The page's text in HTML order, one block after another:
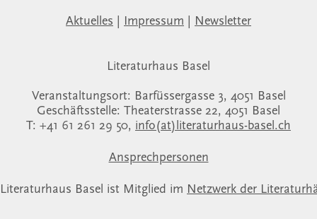
Aktuelles Impressum Newsletter
Literaturhaus Basel
Veranstaltungsort: Barfüssergasse 3, 4051 Basel
Geschäftsstelle: Theaterstrasse 22, 4051 Basel
T: +41 61 261 29 50, info(at)literaturhaus-basel.ch
Ansprechpersonen
Basel ist Mitglied im Netzwerk der